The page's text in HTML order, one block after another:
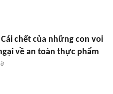
chết của những con voi
về an toàn thực phẩm